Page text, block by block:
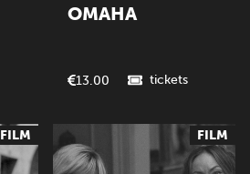
OMAHA
13.00 tickets
FILM FILM